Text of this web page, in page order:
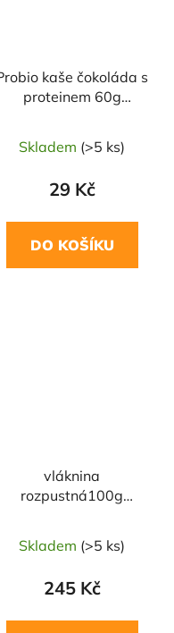
kaše čokoláda s
proteinem 60g
Skladem (>5 ks)
29 Kč
DO KOŠÍKU
vláknina
rozpustná100g
Skladem (>5 ks)
245 Kč